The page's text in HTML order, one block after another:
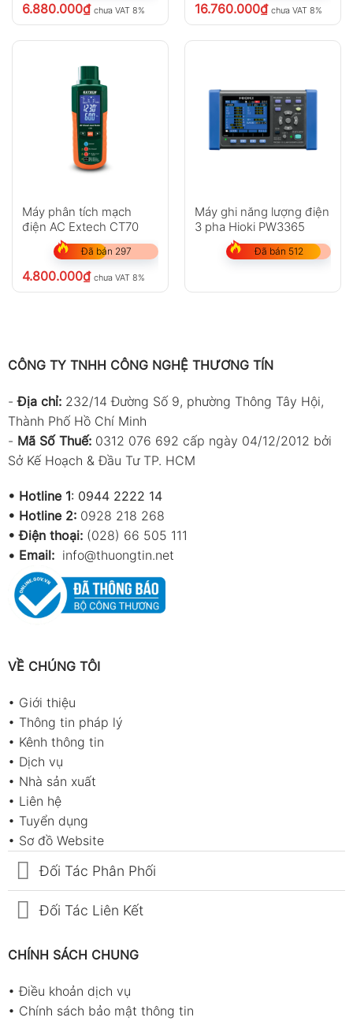
6.880.000₫ chưa VAT 8% 16.760.000₫ chưa VAT 8%
Máy phân tích mạch
điện AC Extech CT70
Đã bán 297
4.800.000₫ chưa VAT 8%
Máy ghi năng lượng điện
3 pha Hioki PW3365
Đã bán 512
CÔNG TY TNHH CÔNG NGHỆ THƯƠNG TÍN
-Địa chỉ: 232/14 Đường Số 9, phường Thông Tây Hội,
Thành Phố Hồ Chí Minh
- Mã Số Thuế: 0312 076 692 cấp ngày 04/12/2012 bởi
Sở Kế Hoạch & Đầu Tư TP. HCM
• Hotline 1: 0944 2222 14
• Hotline 2: 0928 218 268
• Điện thoại: (028) 66 505 111
• Email: info@thuongtin.net
VỀ CHÚNG TÔI
• Giới thiệu
• Thông tin pháp lý
• Kênh thông tin
• Dịch vụ
• Nhà sản xuất
• Liên hệ
• Tuyển dụng
• Sơ đồ Website
Đối Tác Phân Phối
Đối Tác Liên Kết
CHÍNH SÁCH CHUNG
•Điều khoản dịch vụ
• Chính sách bảo mật thông tin